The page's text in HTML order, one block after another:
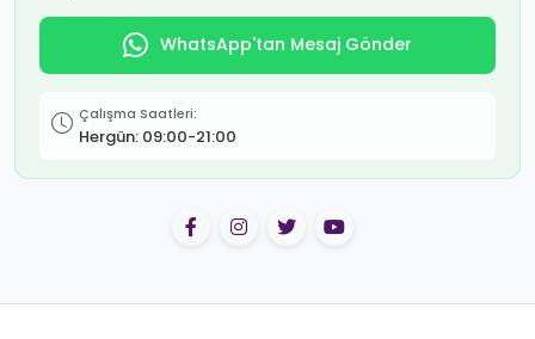
WhatsApp'tan Mesaj Gönder
Çalışma Saatleri:
Hergün: 09:00-21:00